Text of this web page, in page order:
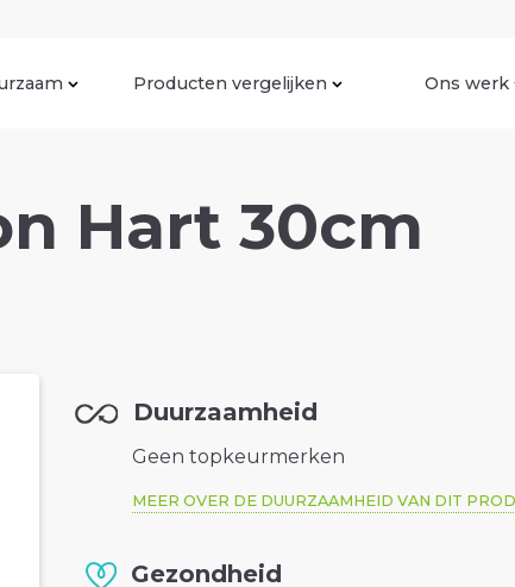
Producten vergelijken Ons werk
Hart 30cm
Duurzaamheid
Geen topkeurmerken
MEER OVER DE DUURZAAMHEID VAN DIT
Gezondheid